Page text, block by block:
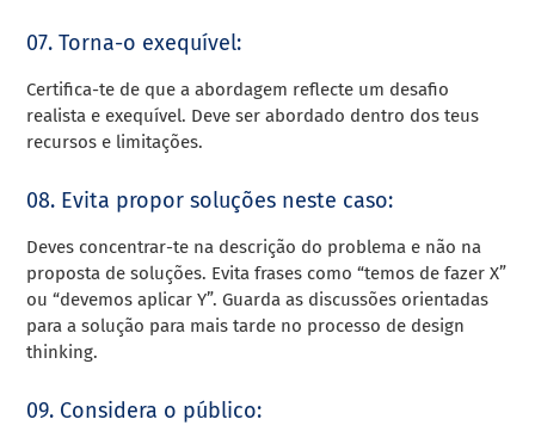
07. Torna-o exequível:
Certifica-te de que a abordagem reflecte um desafio
realista e exequível. Deve ser abordado dentro dos teus
recursos e limitações.
08. Evita propor soluções neste caso:
Deves concentrar-te na descrição do problema e não na
proposta de soluções. Evita frases como “temos de fazer X”
ou “devemos aplicar Y”. Guarda as discussões orientadas
para a solução para mais tarde no processo de design
thinking.
09. Considera o público: